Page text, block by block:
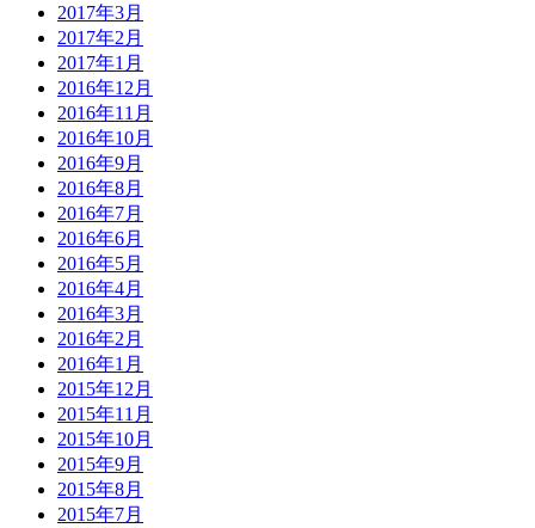
2017年3月
2017年2月
2017年1月
2016年12月
2016年11月
2016年10月
2016年9月
2016年8月
2016年7月
2016年6月
2016年5月
2016年4月
2016年3月
2016年2月
2016年1月
2015年12月
2015年11月
2015年10月
2015年9月
2015年8月
2015年7月